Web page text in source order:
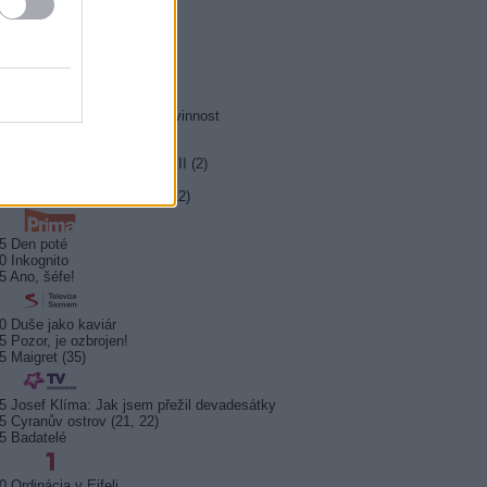
Nejlepší trapasy
Jesse Stone: Ztracená nevinnost
Případy mimořádné Marty II (2)
Kriminálka Las Vegas X (12)
Den poté
Inkognito
Ano, šéfe!
Duše jako kaviár
Pozor, je ozbrojen!
Maigret (35)
Josef Klíma: Jak jsem přežil devadesátky
Cyranův ostrov (21, 22)
Badatelé